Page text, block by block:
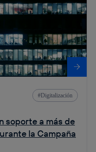
Digitalización
soporte a más de
la Campaña